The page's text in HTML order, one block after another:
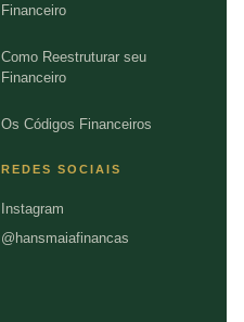
Financeiro
Como Reestruturar seu
Financeiro
Os Códigos Financeiros
REDES SOCIAIS
Instagram
@hansmaiafinancas